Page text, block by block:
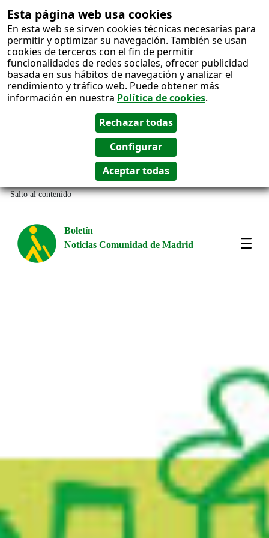
Esta página web usa cookies
En esta web se sirven cookies técnicas necesarias para
permitir y optimizar su navegación. También se usan
cookies de terceros con el fin de permitir
funcionalidades de redes sociales, ofrecer publicidad
basada en sus hábitos de navegación y analizar el
rendimiento y tráfico web. Puede obtener más
información en nuestra Política de cookies.
Salto al contenido
Boletín
Noticias Comunidad de Madrid